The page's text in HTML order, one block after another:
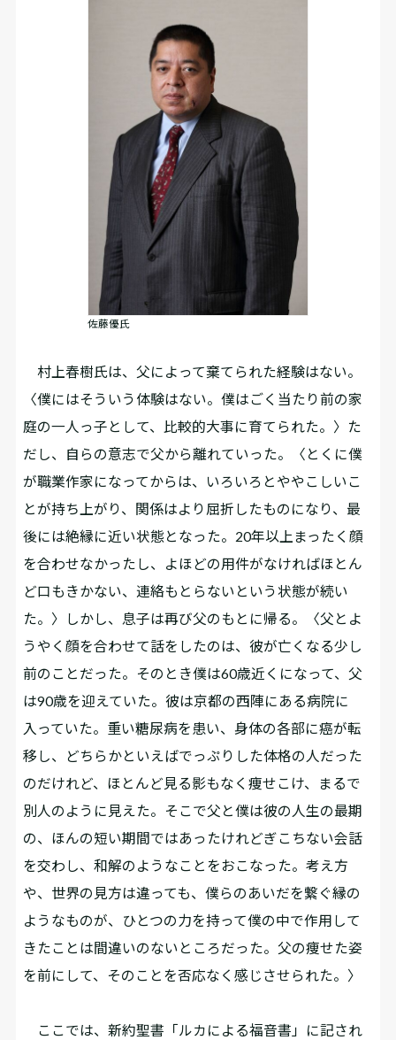
佐藤優氏
村上春樹氏は、父によって棄てられた経験はない。
〈僕にはそういう体験はない。僕はごく当たり前の家
庭の一人っ子として、比較的大事に育てられた。〉た
だし、自らの意志で父から離れていった。〈とくに僕
が職業作家になってからは、いろいろとややこしいこ
とが持ち上がり、関係はより屈折したものになり、最
後には絶縁に近い状態となった。20年以上まったく顔
を合わせなかったし、よほどの用件がなければほとん
ど口もきかない、連絡もとらないという状態が続い
た。〉しかし、息子は再び父のもとに帰る。〈父とよ
うやく顔を合わせて話をしたのは、彼が亡くなる少し
前のことだった。そのとき僕は60歳近くになって、父
は90歳を迎えていた。彼は京都の西陣にある病院に
入っていた。重い糖尿病を患い、身体の各部に癌が転
移し、どちらかといえばでっぷりした体格の人だった
のだけれど、ほとんど見る影もなく痩せこけ、まるで
別人のように見えた。そこで父と僕は――彼の人生の最期
の、ほんの短い期間ではあったけれど――ぎこちない会話
を交わし、和解のようなことをおこなった。考え方
や、世界の見方は違っても、僕らのあいだを繋ぐ縁の
ようなものが、ひとつの力を持って僕の中で作用して
きたことは間違いのないところだった。父の痩せた姿
を前にして、そのことを否応なく感じさせられた。〉
ここでは、新約聖書「ルカによる福音書」に記され